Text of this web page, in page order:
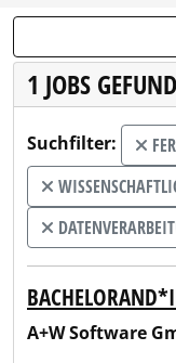
1 JOBS
Suchfilter:
A+W Software